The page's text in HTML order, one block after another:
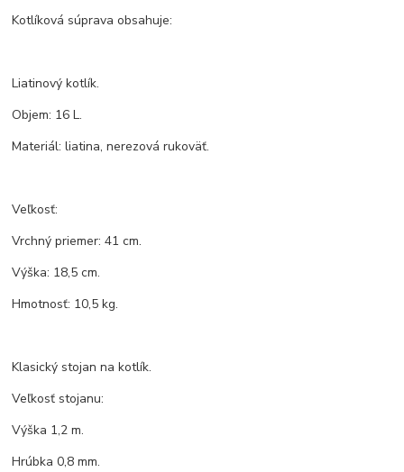
Kotlíková súprava obsahuje:
Liatinový kotlík.
Objem: 16 L.
Materiál: liatina, nerezová rukoväť.
Veľkosť:
Vrchný priemer: 41 cm.
Výška: 18,5 cm.
Hmotnosť: 10,5 kg.
Klasický stojan na kotlík.
Veľkosť stojanu:
Výška 1,2 m.
Hrúbka 0,8 mm.